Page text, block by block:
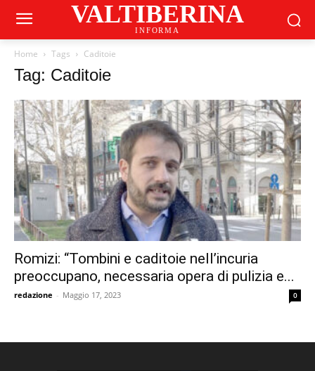
VALTIBERINA
INFORMA
Home Tags Caditoie
Tag: Caditoie
Romizi: “Tombini e caditoie nell’incuria
preoccupano, necessaria opera di pulizia e...
redazione - Maggio 17, 2023 0